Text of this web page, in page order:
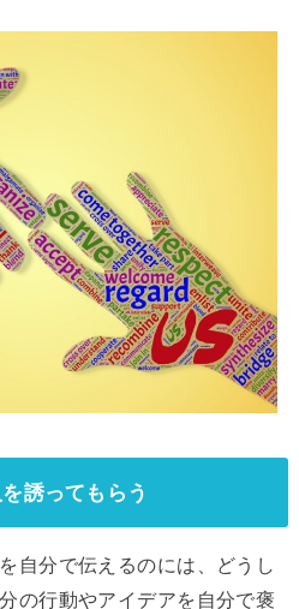
誘ってもらう
自分で伝えるのには、どうし
の行動やアイデアを自分で褒